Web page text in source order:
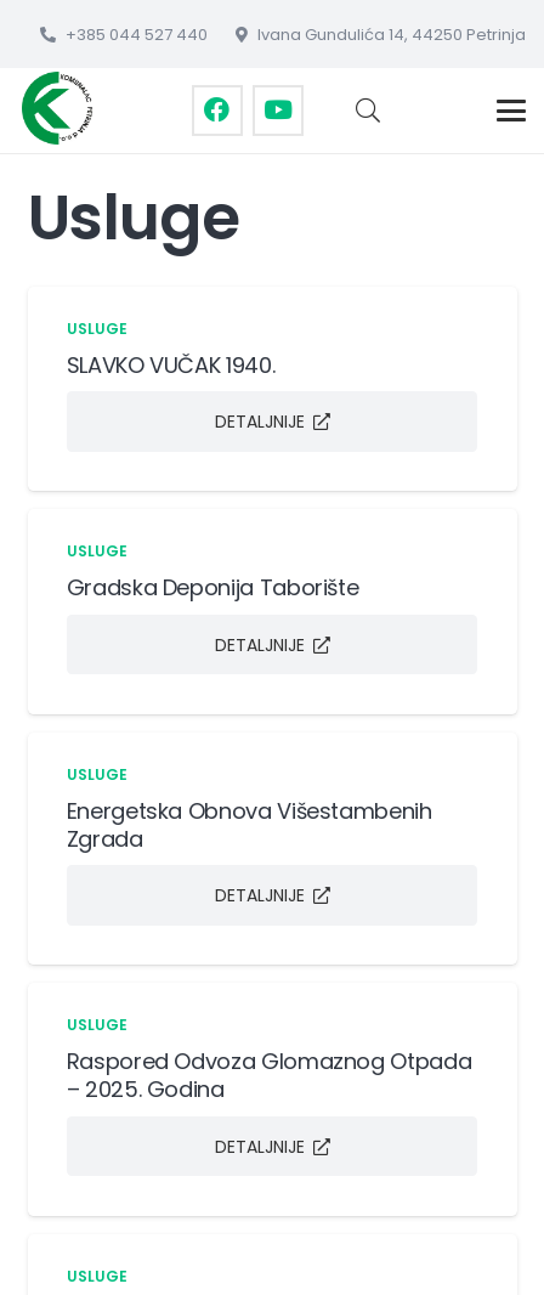
+385 044 527 440 Ivana Gundulića 14, 44250 Petrinja
Usluge
USLUGE
SLAVKO VUČAK 1940.
DETALJNIJE
USLUGE
Gradska Deponija Taborište
DETALJNIJE
USLUGE
Energetska Obnova Višestambenih
Zgrada
DETALJNIJE
USLUGE
Raspored Odvoza Glomaznog Otpada
– 2025. Godina
DETALJNIJE
USLUGE